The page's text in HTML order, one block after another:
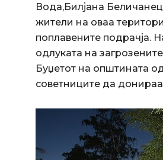
Вода,Билјана
жители на оваа
поплавените подрачја.
одлуката на
Буџетот на општината
советниците да